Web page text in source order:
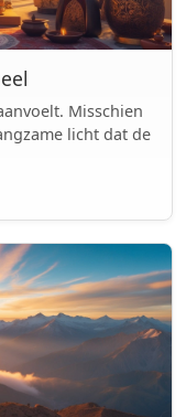
Misschien
licht dat de